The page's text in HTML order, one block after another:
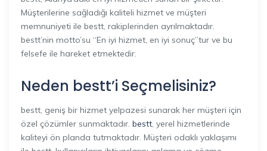
Müşterilerine sağladığı kaliteli hizmet ve müşteri
memnuniyeti ile bestt, rakiplerinden ayrılmaktadır.
bestt’nin motto’su “En iyi hizmet, en iyi sonuç”tur ve bu
felsefe ile hareket etmektedir.
Neden bestt’i Seçmelisiniz?
bestt, geniş bir hizmet yelpazesi sunarak her müşteri için
özel çözümler sunmaktadır. bestt, yerel hizmetlerinde
kaliteyi ön planda tutmaktadır. Müşteri odaklı yaklaşımı